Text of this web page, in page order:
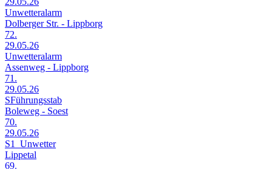
Unwetteralarm
Dolberger Str. - Lippborg
72.
29.05.26
Unwetteralarm
Assenweg - Lippborg
71.
29.05.26
SFührungsstab
Boleweg - Soest
70.
29.05.26
S1_Unwetter
Lippetal
69.